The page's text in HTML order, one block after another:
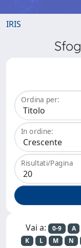
IRIS
Ordina per:
In ordine:
Risultati/Pagina
Vai a: 0-9 A
K
L M N